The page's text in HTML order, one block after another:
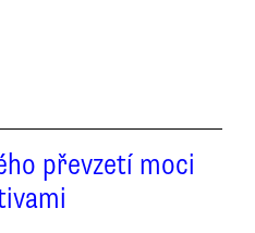
převzetí moci